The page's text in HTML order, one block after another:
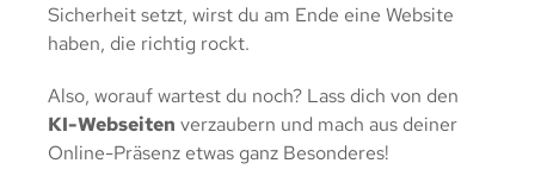
Sicherheit setzt, wirst du am Ende eine Website
haben, die richtig rockt.
Also, worauf wartest du noch? Lass dich von den
KI-Webseiten verzaubern und mach aus deiner
Online-Präsenz etwas ganz Besonderes!